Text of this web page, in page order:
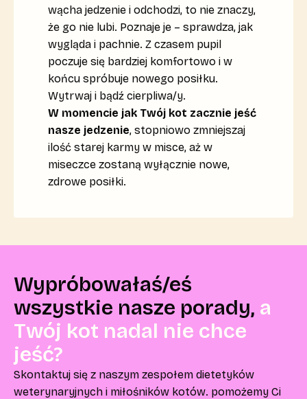
wącha jedzenie i odchodzi, to nie znaczy,
że go nie lubi. Poznaje je – sprawdza, jak
wygląda i pachnie. Z czasem pupil
poczuje się bardziej komfortowo i w
końcu spróbuje nowego posiłku.
Wytrwaj i bądź cierpliwa/y.
W momencie jak Twój kot zacznie jeść
nasze jedzenie, stopniowo zmniejszaj
ilość starej karmy w misce, aż w
miseczce zostaną wyłącznie nowe,
zdrowe posiłki.
Wypróbowałaś/eś
wszystkie nasze porady, a
Twój kot nadal nie chce
jeść?
Skontaktuj się z naszym zespołem dietetyków
weterynaryjnych i miłośników kotów. pomożemy Ci